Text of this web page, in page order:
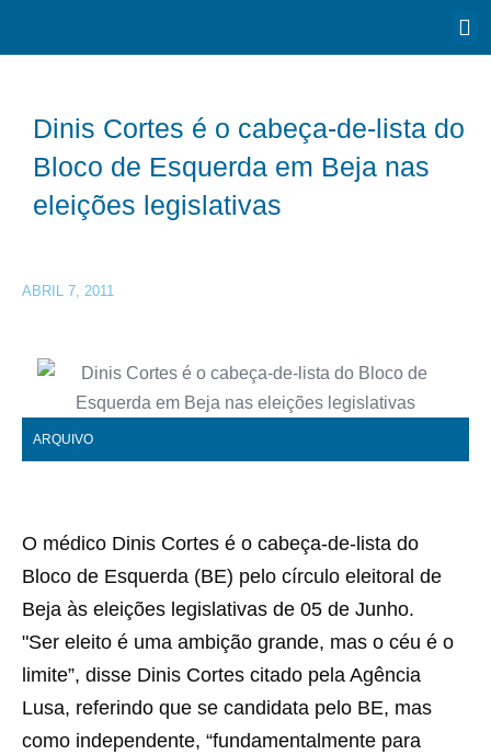
Dinis Cortes é o cabeça-de-lista do
Bloco de Esquerda em Beja nas
eleições legislativas
ABRIL 7, 2011
ARQUIVO
O médico Dinis Cortes é o cabeça-de-lista do
Bloco de Esquerda (BE) pelo círculo eleitoral de
Beja às eleições legislativas de 05 de Junho.
"Ser eleito é uma ambição grande, mas o céu é o
limite”, disse Dinis Cortes citado pela Agência
Lusa, referindo que se candidata pelo BE, mas
como independente, “fundamentalmente para